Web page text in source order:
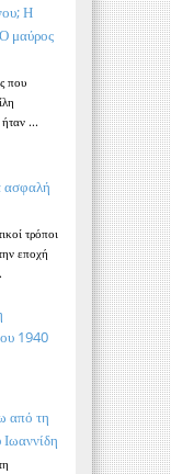
Η
μαύρος
που
...
ασφαλή
τρόποι
εποχή
1940
από τη